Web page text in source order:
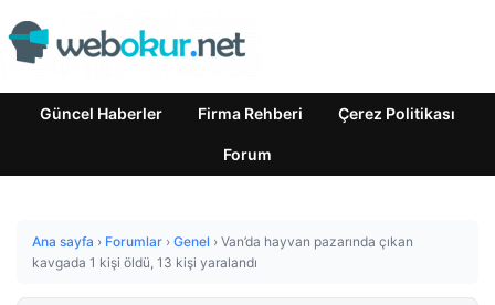
Güncel Haberler Firma Rehberi Çerez Politikası
Forum
Ana sayfa › Forumlar › Genel › Van’da hayvan pazarında çıkan
kavgada 1 kişi öldü, 13 kişi yaralandı